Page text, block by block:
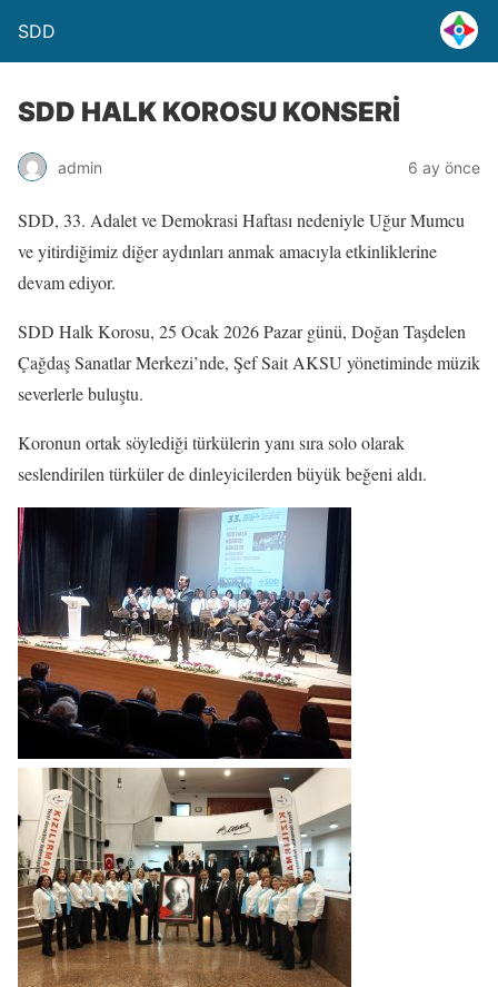
SDD
SDD HALK KOROSU KONSERİ
admin 6 ay önce
SDD, 33. Adalet ve Demokrasi Haftası nedeniyle Uğur Mumcu
ve yitirdiğimiz diğer aydınları anmak amacıyla etkinliklerine
devam ediyor.
SDD Halk Korosu, 25 Ocak 2026 Pazar günü, Doğan Taşdelen
Çağdaş Sanatlar Merkezi’nde, Şef Sait AKSU yönetiminde müzik
severlerle buluştu.
Koronun ortak söylediği türkülerin yanı sıra solo olarak
seslendirilen türküler de dinleyicilerden büyük beğeni aldı.